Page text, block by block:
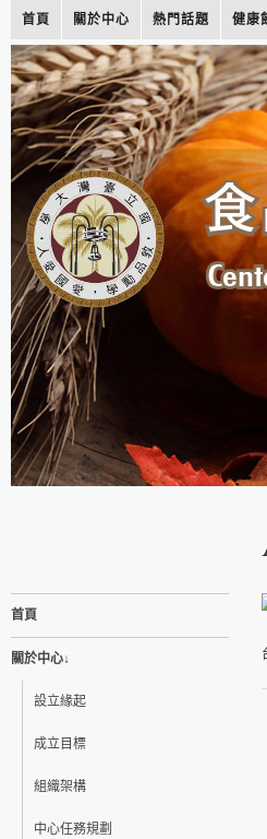
首頁 關於中心 熱門話題 健康
首頁
關於中心↓
設立緣起
成立目標
組織架構
中心任務規劃